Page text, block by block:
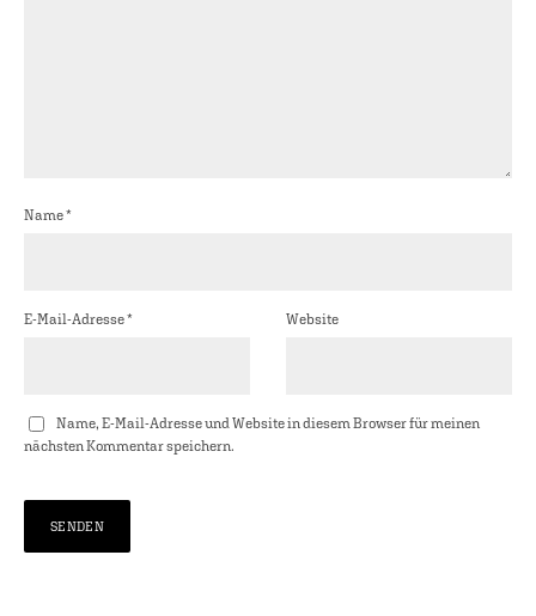
Name*
E-Mail-Adresse* Website
Name, E-Mail-Adresse und Website in diesem Browser für meinen
nächsten Kommentar speichern.